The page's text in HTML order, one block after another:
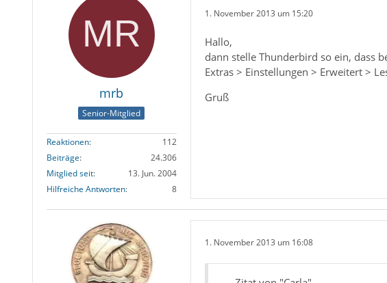
mrb
Senior-Mitglied
Reaktionen
112
Beiträge
24.306
Mitglied seit
13. Jun. 2004
Hilfreiche Antworten
8
1. November 2013 um 15:20
Hallo,
dann stelle Thunderbird so ein, dass
Extras > Einstellungen > Erweitert >
Gruß
1. November 2013 um 16:08